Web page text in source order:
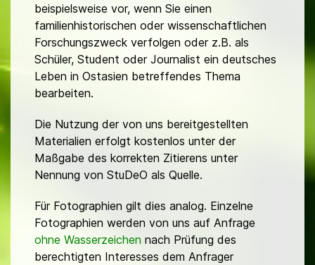
beispielsweise vor, wenn Sie einen
familienhistorischen oder wissenschaftlichen
Forschungszweck verfolgen oder z.B. als
Schüler, Student oder Journalist ein deutsches
Leben in Ostasien betreffendes Thema
bearbeiten.
Die Nutzung der von uns bereitgestellten
Materialien erfolgt kostenlos unter der
Maßgabe des korrekten Zitierens unter
Nennung von StuDeO als Quelle.
Für Fotographien gilt dies analog. Einzelne
Fotographien werden von uns auf Anfrage
ohne Wasserzeichen nach Prüfung des
berechtigten Interesses dem Anfrager